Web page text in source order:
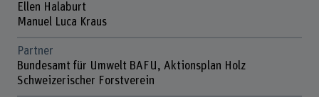
Ellen Halaburt
Manuel Luca Kraus
Partner
Bundesamt für Umwelt BAFU, Aktionsplan Holz
Schweizerischer Forstverein